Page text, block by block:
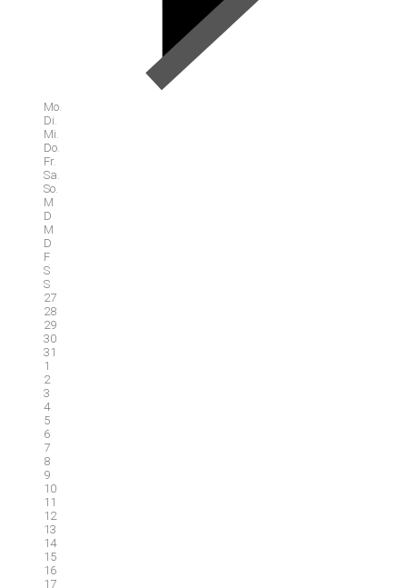
Mo.
Di.
Mi.
Do.
Fr.
Sa.
So.
M
D
M
D
F
S
S
27
28
29
30
31
1
2
3
4
5
6
7
8
9
10
11
12
13
14
15
16
17